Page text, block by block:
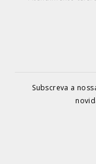
Subscreva a